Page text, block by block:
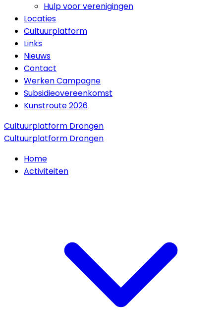
Hulp voor verenigingen
Locaties
Cultuurplatform
Links
Nieuws
Contact
Werken Campagne
Subsidieovereenkomst
Kunstroute 2026
Cultuurplatform Drongen
Cultuurplatform Drongen
Home
Activiteiten